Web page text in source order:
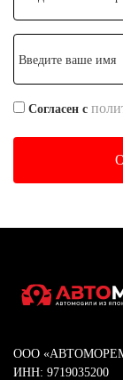
Введите ваше имя
Согласен с
ООО
ИНН: 9719035200